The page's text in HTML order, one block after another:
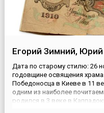
Егорий Зимний,
Дата по старому стилю: 26
годовщине освящения
Победоносца в Киеве в 11
одним из наиболее
родился в 3 веке в